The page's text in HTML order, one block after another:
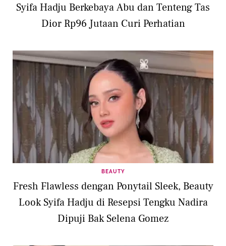
Syifa Hadju Berkebaya Abu dan Tenteng Tas
Dior Rp96 Jutaan Curi Perhatian
BEAUTY
Fresh Flawless dengan Ponytail Sleek, Beauty
Look Syifa Hadju di Resepsi Tengku Nadira
Dipuji Bak Selena Gomez